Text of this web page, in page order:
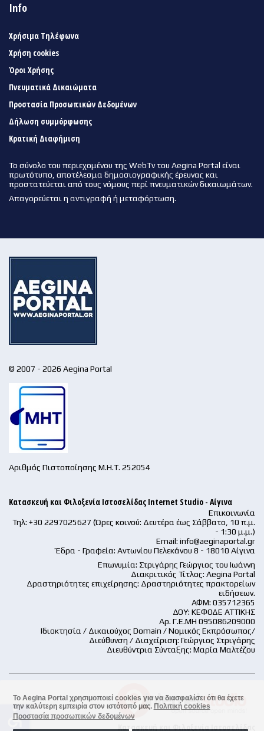
Το Aegina Portal χρησιμοποιεί cookies για να διασφαλίσει ότι θα έχετε
την καλύτερη εμπειρία στον ιστότοπό μας. Πολιτική cookies
Προστασία προσωπικών δεδομένων
Info
Χρήσιμα Τηλέφωνα
Χρήση cookies
Όροι Χρήσης
Πνευματικά Δικαιώματα
Προστασία Προσωπικών Δεδομένων
Δήλωση συμμόρφωσης
Κρατική Διαφήμιση
Το σύνολο του περιεχομένου της WebTv του Aegina Portal είναι
πρωτότυπο, αποτέλεσμα δημοσιογραφικής έρευνας και
προστατεύεται από τους νόμους περί πνευματικών δικαιωμάτων.
Απαγορεύεται η αντιγραφή ή μεταφόρτωση.
© 2007 - 2026 Aegina Portal
Αριθμός Πιστοποίησης Μ.Η.Τ. 252054
Κατασκευή και Φιλοξενία Ιστοσελίδας Internet Studio - Αίγινα
Επικοινωνία
Τηλ: +30 2297025627 (Ώρες κοινού: Δευτέρα έως Σάββατο, 10 π.μ.
- 1:30 μ.μ.)
Email: info@aeginaportal.gr
Έδρα - Γραφεία: Αντωνίου Πελεκάνου 8 - 18010 Αίγινα
Επωνυμία: Στριγάρης Γεώργιος του Ιωάννη
Διακριτικός Τίτλος: Aegina Portal
Δραστηριότητες επιχείρησης: Δραστηριότητες πρακτορείων
ειδήσεων.
ΑΦΜ: 035712365
ΔΟΥ: ΚΕΦΟΔΕ ΑΤΤΙΚΗΣ
Αρ. Γ.Ε.ΜΗ 095086209000
Ιδιοκτησία / Δικαιούχος Domain / Νομικός Εκπρόσωπος/
Διεύθυνση / Διαχείριση: Γεώργιος Στριγάρης
Διευθύντρια Σύνταξης: Μαρία Μαλτέζου
Κατασκευή και Φιλοξενία Ιστοσελίδας
accessible